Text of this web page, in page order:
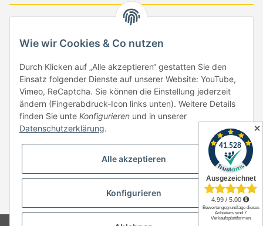
- - -
-
EUR-GBP-USD-CHF
Händlerbund
Vertrag widerrufen
* Alle Preise inkl. gesetzlicher USt., zzgl.Versand
✕
Wie wir Cookies & Co nutzen
Durch Klicken auf „Alle akzeptieren“ gestatten Sie den
Einsatz folgender Dienste auf unserer Website: YouTube,
Vimeo, ReCaptcha. Sie können die Einstellung jederzeit
ändern (Fingerabdruck-Icon links unten). Weitere Details
finden Sie unte Konfigurieren und in unserer
Datenschutzerklärung.
Alle akzeptieren
Konfigurieren